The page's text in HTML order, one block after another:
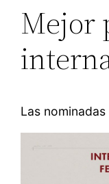
Mejor
Las nominadas